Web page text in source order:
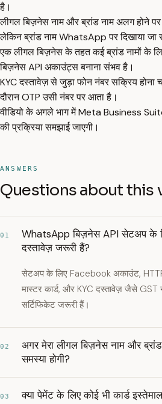
है।
लीगल बिज़नेस नाम और ब्रांड नाम अलग होने पर
लेकिन ब्रांड नाम WhatsApp पर दिखाया जा
एक लीगल बिज़नेस के तहत कई ब्रांड नामों
बिज़नेस API अकाउंट्स बनाना संभव है।
KYC दस्तावेज़ से जुड़ा फोन नंबर सक्रिय होना
दौरान OTP उसी नंबर पर आता है।
वीडियो के अगले भाग में Meta Business
की प्रक्रिया समझाई जाएगी।
ANSWERS
Questions about this
01
WhatsApp बिज़नेस API सेटअप के
दस्तावेज़ जरूरी हैं?
सेटअप के लिए Facebook अकाउंट,
मास्टर कार्ड, और KYC दस्तावेज़ जैसे GST
सर्टिफिकेट जरूरी हैं।
02
अगर मेरा लीगल बिज़नेस नाम और
समस्या होगी?
03 क्या पेमेंट के लिए कोई भी कार्ड